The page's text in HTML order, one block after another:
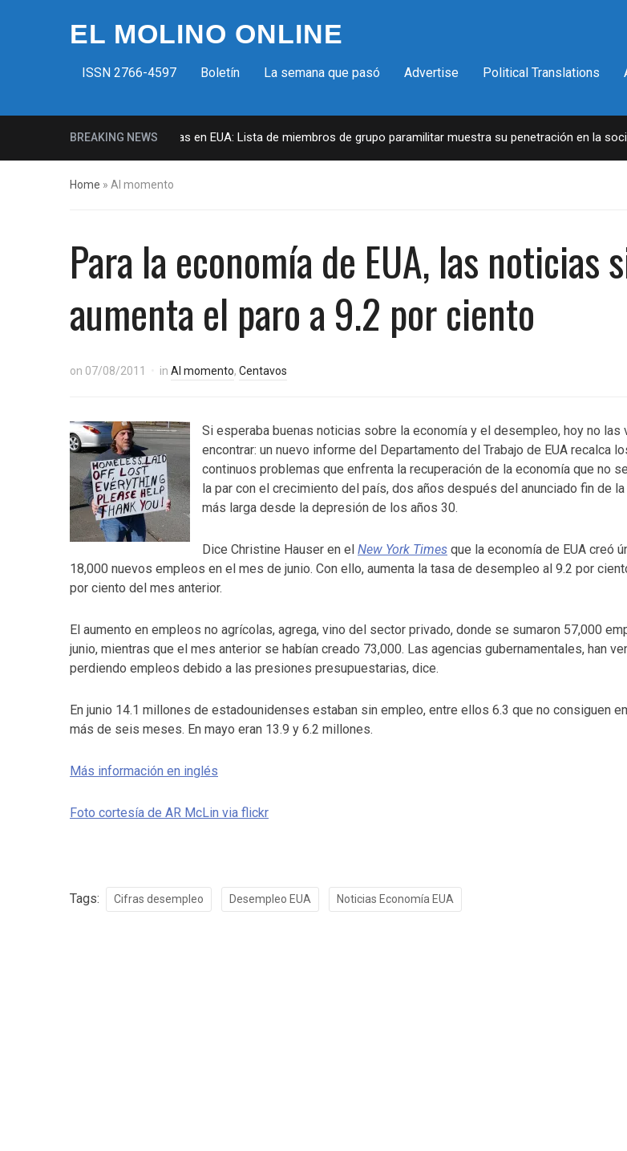
EL MOLINO ONLINE
ISSN 2766-4597 Boletín La semana que pasó Advertise Political Translations
BREAKING NEWS
Milicias fascistas en EUA: Lista de miembros de grupo paramilitar muestra su penetración en la
Home » Al momento
Para la economía de EUA, las noticias
aumenta el paro a 9.2 por ciento
on 07/08/2011 in Al momento, Centavos
Si esperaba buenas noticias sobre la economía y el desempleo, hoy no las
encontrar: un nuevo informe del Departamento del Trabajo de EUA recalca
continuos problemas que enfrenta la recuperación de la economía que no
la par con el crecimiento del país, dos años después del anunciado fin de
más larga desde la depresión de los años 30.
Dice Christine Hauser en el New York Times que la economía de EUA creó
18,000 nuevos empleos en el mes de junio. Con ello, aumenta la tasa de desempleo al 9.2 por
por ciento del mes anterior.
El aumento en empleos no agrícolas, agrega, vino del sector privado, donde se sumaron 57,000
junio, mientras que el mes anterior se habían creado 73,000. Las agencias gubernamentales, han
perdiendo empleos debido a las presiones presupuestarias, dice.
En junio 14.1 millones de estadounidenses estaban sin empleo, entre ellos 6.3 que no consiguen
más de seis meses. En mayo eran 13.9 y 6.2 millones.
Más información en inglés
Foto cortesía de AR McLin via flickr
Tags: Cifras desempleo Desempleo EUA Noticias Economía EUA